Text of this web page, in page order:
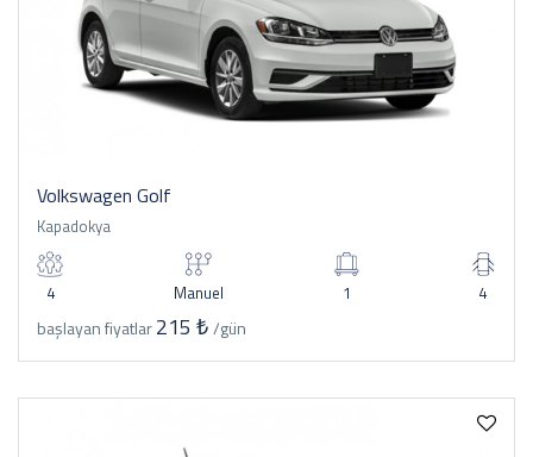
Volkswagen Golf
Kapadokya
4 Manuel 1 4
başlayan fiyatlar215 ₺/gün